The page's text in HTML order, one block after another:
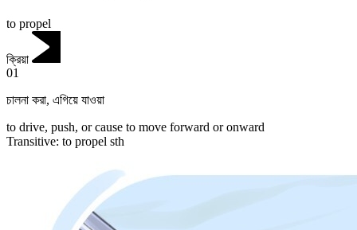
to propel
ক্রিয়া
01
চালনা করা, এগিয়ে যাওয়া
to drive, push, or cause to move forward or onward
Transitive: to propel sth